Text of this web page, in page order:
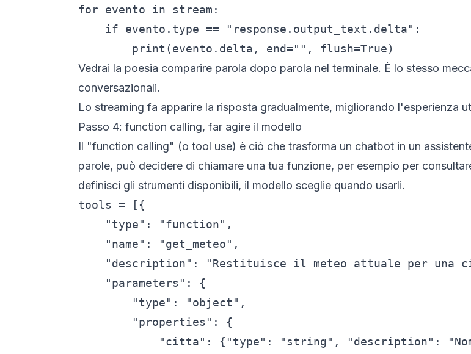
for evento in stream:
    if evento.type == "response.output_text.delta":
        print(evento.delta, end="", flush=True)
Vedrai la poesia comparire parola dopo parola nel terminale. È lo stesso
conversazionali.
Lo streaming fa apparire la risposta gradualmente, migliorando l'esperienza
Passo 4: function calling, far agire il modello
Il "function calling" (o tool use) è ciò che trasforma un chatbot in un
parole, può decidere di chiamare una tua funzione, per esempio per
definisci gli strumenti disponibili, il modello sceglie quando usarli.
tools = [{
    "type": "function",
    "name": "get_meteo",
"description": "Restituisce il meteo attuale per una
    "parameters": {
        "type": "object",
        "properties": {
"citta": {"type": "string", "description":